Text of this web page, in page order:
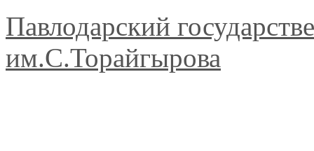
Павлодарский
им.С.Торайгырова